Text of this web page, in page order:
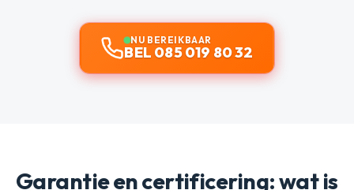
NU BEREIKBAAR
BEL 085 019 80 32
Garantie en certificering: wat is